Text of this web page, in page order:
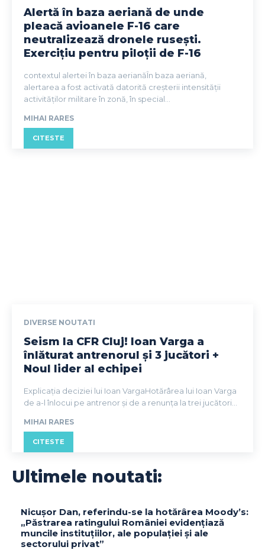
Alertă în baza aeriană de unde
pleacă avioanele F-16 care
neutralizează dronele rusești.
Exercițiu pentru piloții de F-16
contextul alertei în baza aerianăÎn baza aeriană,
alertarea a fost activată datorită creșterii intensității
activităților militare în zonă, în special...
MIHAI RARES
CITESTE
DIVERSE NOUTATI
Seism la CFR Cluj! Ioan Varga a
înlăturat antrenorul și 3 jucători +
Noul lider al echipei
Explicația deciziei lui Ioan VargaHotărârea lui Ioan Varga
de a-l înlocui pe antrenor și de a renunța la trei jucători...
MIHAI RARES
CITESTE
Ultimele noutati:
Nicușor Dan, referindu-se la hotărârea Moody’s:
„Păstrarea ratingului României evidențiază
muncile instituțiilor, ale populației și ale
sectorului privat”